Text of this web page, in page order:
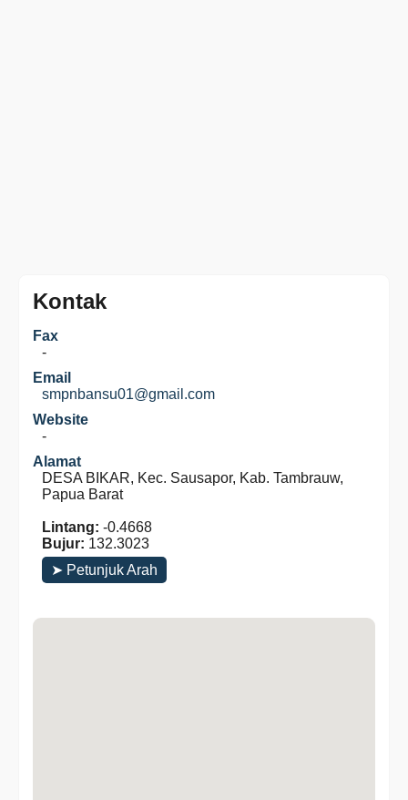
Kontak
Fax
-
Email
smpnbansu01@gmail.com
Website
-
Alamat
DESA BIKAR, Kec. Sausapor, Kab. Tambrauw,
Papua Barat
Lintang: -0.4668
Bujur: 132.3023
➤ Petunjuk Arah